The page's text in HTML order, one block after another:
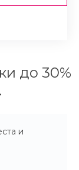
до 30%
и